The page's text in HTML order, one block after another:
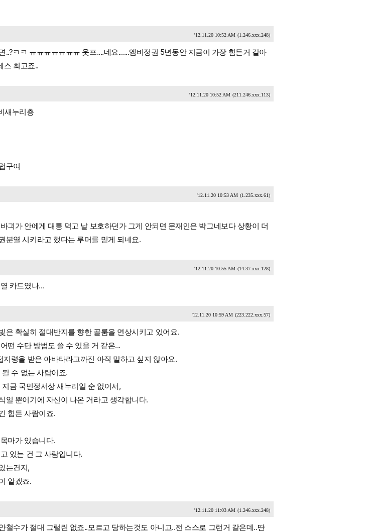
'12.11.20 10:52 AM (1.246.xxx.248)
..?ㅋㅋ ㅠㅠㅠㅠㅠㅠㅠ 웃프....네요......엠비정권 5년동안 지금이 가장 힘든거 같아
스 최고죠..
'12.11.20 10:52 AM (211.246.xxx.113)
새누리층
구여
'12.11.20 10:53 AM (1.235.xxx.61)
긔가 안에게 대통 먹고 날 보호하던가 그게 안되면 문재인은 박그네보다 상황이 더
분열 시키라고 했다는 루머를 믿게 되네요.
'12.11.20 10:55 AM (14.37.xxx.128)
카드였나...
'12.11.20 10:59 AM (223.222.xxx.57)
은 확실히 절대반지를 향한 골룸을 연상시키고 있어요.
떤 수단 방법도 쓸 수 있을 거 같은...
령을 받은 아바타라고까진 아직 말하고 싶지 않아요.
수 없는 사람이죠.
금 국민정서상 새누리일 순 없어서,
일 뿐이기에 자신이 나온 거라고 생각합니다.
힘든 사람이죠.
마가 있습니다.
있는 건 그 사람입니다.
는건지,
알겠죠.
'12.11.20 11:03 AM (1.246.xxx.248)
철수가 절대 그럴린 없죠..모르고 당하는것도 아니고..전 스스로 그런거 같은데..딴